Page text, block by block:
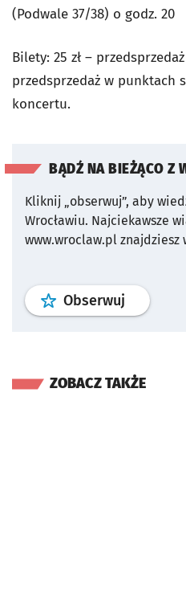
(Podwale 37/38) o godz. 20
Bilety: 25 zł –
przedsprzedaż w punktach
koncertu.
BĄDŹ NA BIEŻĄCO Z
Kliknij „obserwuj”, aby
Wrocławiu. Najciekawsze
www.wroclaw.pl znajdziesz
Obserwuj profil
ZOBACZ TAKŻE